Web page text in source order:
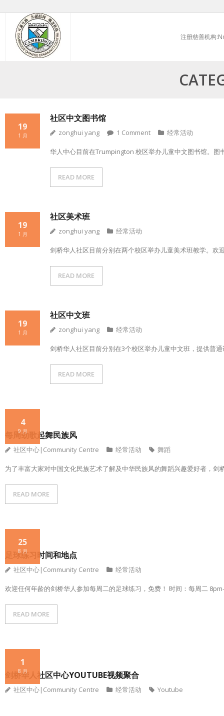
content
注册慈善机构
社区中文图书馆
19
1 月 zonghui yang 1 Comment 经常活动
华人中心目前在Trumpington 校区举办儿童中文图书馆。
READ MORE
社区美术班
19
1 月 zonghui yang 经常活动
剑桥华人社区目前分别在两个校区举办儿童美术班教学。
READ MORE
社区中文班
19
1 月 zonghui yang 经常活动
剑桥华人社区目前分别在3个校区举办儿童中文班，提供普
READ MORE
每周劲歌起舞民族风
4
9 月
社区中心|Community Centre 经常活动 舞蹈
为了丰富大家对中国文化民族艺术了解及中华民族风的舞蹈兴趣爱好者，
READ MORE
足球练习时间和地点
25
8 月
社区中心|Community Centre 经常活动
欢迎任何年龄的剑桥华人参加每周二的足球练习，免费！ 时间：每周二
READ MORE
剑桥华人社区中心YOUTUBE视频聚合
1
8 月
社区中心|Community Centre 经常活动 Youtube